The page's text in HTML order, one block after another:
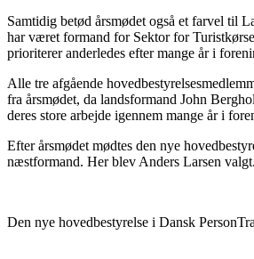
Samtidig betød årsmødet også et farvel til
har været formand for Sektor for
prioriterer anderledes efter mange år i
Alle tre afgående
fra årsmødet, da landsformand John
deres store arbejde igennem mange år i
Efter årsmødet mødtes den nye
næstformand. Her blev Anders Larsen valgt.
Den nye hovedbestyrelse i Dansk